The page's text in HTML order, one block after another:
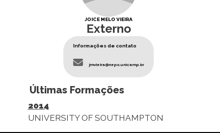
JOICE MELO VIEIRA
Externo
Informações de contato
jmvieira@nepo.unicamp.br
Últimas Formações
2014
UNIVERSITY OF SOUTHAMPTON